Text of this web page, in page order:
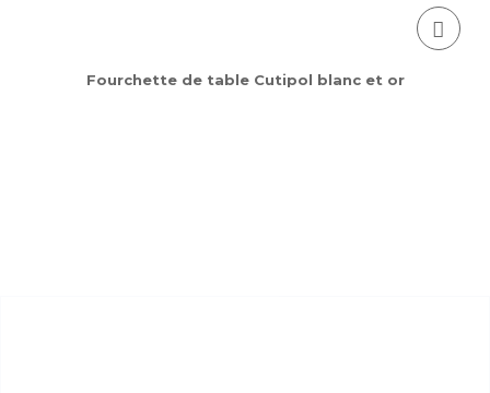
Fourchette de table Cutipol blanc et or